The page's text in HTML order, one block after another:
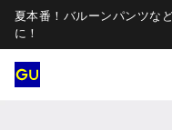
夏本番！バルーンパンツな
に！